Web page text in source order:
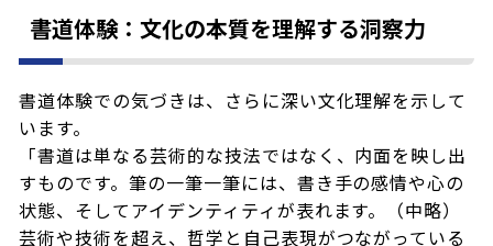
書道体験：文化の本質を理解する洞察力
書道体験での気づきは、さらに深い文化理解を示して
います。
「書道は単なる芸術的な技法ではなく、内面を映し出
すものです。筆の一筆一筆には、書き手の感情や心の
状態、そしてアイデンティティが表れます。（中略）
芸術や技術を超え、哲学と自己表現がつながっている